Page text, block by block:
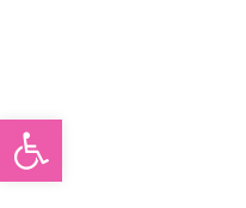
פתח